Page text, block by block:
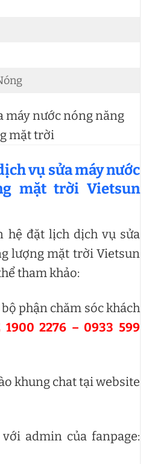
máy nước nóng năng
mặt trời
vụ sửa máy nước
mặt trời Vietsun
hệ đặt lịch dịch vụ sửa
lượng mặt trời Vietsun
tham khảo:
bộ phận chăm sóc khách
1900 2276 – 0933 599
khung chat tại website
admin của fanpage: